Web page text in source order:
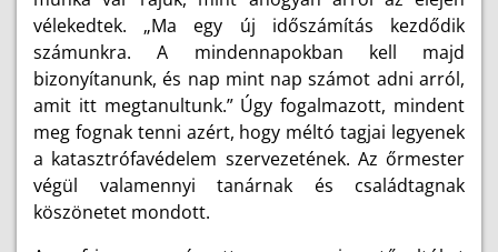
vélekedtek. „Ma egy új időszámítás kezdődik
számunkra. A mindennapokban kell majd
bizonyítanunk, és nap mint nap számot adni arról,
amit itt megtanultunk.” Úgy fogalmazott, mindent
meg fognak tenni azért, hogy méltó tagjai legyenek
a katasztrófavédelem szervezetének. Az őrmester
végül valamennyi tanárnak és családtagnak
köszönetet mondott.